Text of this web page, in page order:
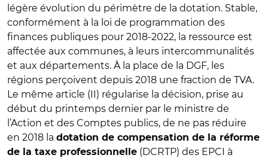
légère évolution du périmètre de la dotation. Stable,
conformément à la loi de programmation des
finances publiques pour 2018-2022, la ressource est
affectée aux communes, à leurs intercommunalités
et aux départements. À la place de la DGF, les
régions perçoivent depuis 2018 une fraction de TVA.
Le même article (II) régularise la décision, prise au
début du printemps dernier par le ministre de
l’Action et des Comptes publics, de ne pas réduire
en 2018 la dotation de compensation de la réforme
de la taxe professionnelle (DCRTP) des EPCI à